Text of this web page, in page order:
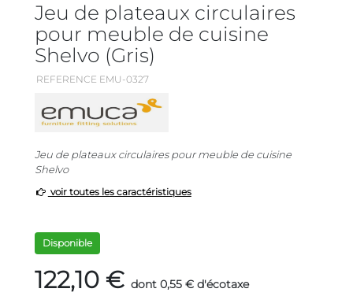
Jeu de plateaux circulaires
pour meuble de cuisine
Shelvo (Gris)
REFERENCE EMU-0327
Jeu de plateaux circulaires pour meuble de cuisine
Shelvo
voir toutes les caractéristiques
Disponible
122,10 € dont 0,55 € d'écotaxe